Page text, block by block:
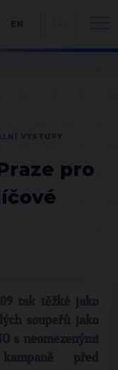
pro
tak těžké jako
soupeřů jako
s neomezenými
před